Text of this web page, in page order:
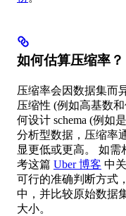
如何估算压缩率？
压缩率会因数据集而
压缩性 (例如高基数
何设计 schema (例如
分析型数据，压缩率
显更低或更高。 如需
考这篇 Uber 博客 中
可行的准确判断方式
中，并比较原始数据
大小。